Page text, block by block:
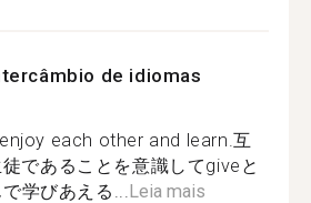
de idiomas
each other and learn.互
であることを意識してgiveと
学びあえる... Leia mais